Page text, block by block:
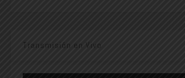
Transmisión en Vivo